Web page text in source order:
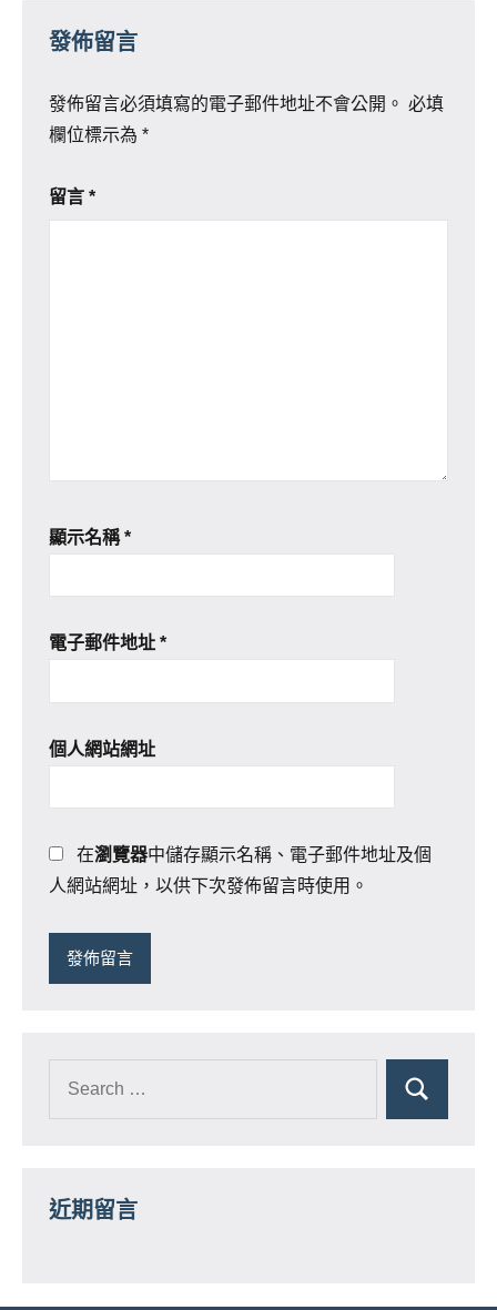
發佈留言
發佈留言必須填寫的電子郵件地址不會公開。 必填
欄位標示為 *
留言 *
顯示名稱*
電子郵件地址 *
個人網站網址
在瀏覽器中儲存顯示名稱、電子郵件地址及個
人網站網址，以供下次發佈留言時使用。
近期留言